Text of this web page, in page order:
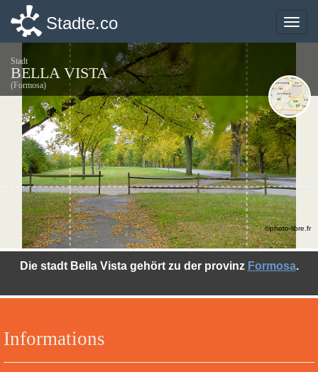
Toggle
Stadte.co
Stadt
BELLA VISTA
(Formosa)
Informations
Die stadt Bella Vista gehört zu der provinz Formosa.
©photo-libre.fr
Toggle
Stadte.co